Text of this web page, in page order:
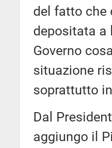
del fatto che
depositata a
Governo
situazione
soprattutto
Dal
aggiungo il